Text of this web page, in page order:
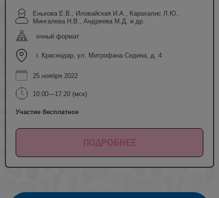
Енькова Е.В., Иловайская И.А., Карахалис Л.Ю.,
Мингалева Н.В., Андреева М.Д. и др.
очный формат
г. Краснодар, ул. Митрофана Седина, д. 4
25 ноября 2022
10:00—17:20 (мск)
Участие бесплатное
ПОДРОБНЕЕ